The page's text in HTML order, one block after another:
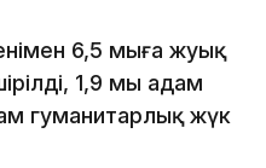
6,5 мыңға жуық
1,9 мың адам
гуманитарлық жүк